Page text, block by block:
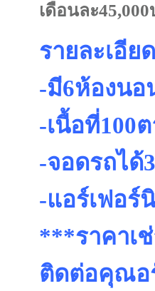
เดือนละ
รายละเอียด
-มี6ห้องนอ
-เนื้อที่100
-จอดรถได้
-แอร์เฟอร์
***ราคาเ
ติดต่อคุณอรั